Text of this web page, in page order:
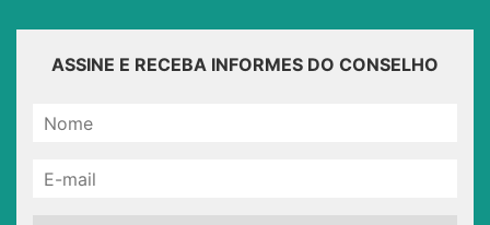
ASSINE E RECEBA INFORMES DO CONSELHO